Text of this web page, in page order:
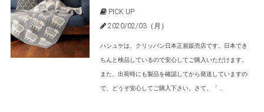
PICK UP
2020/02/03（月）
ハシュケは、クリッパン日本正規販売店です。日本でき
ちんと検品しているので安心してご購入いただけます。
また、出荷時にも製品を確認してから発送していますの
で、どうぞ安心してご購入下さい。さて、「 ...